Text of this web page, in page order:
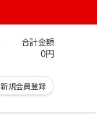
合計金額
0円
新規会員登録